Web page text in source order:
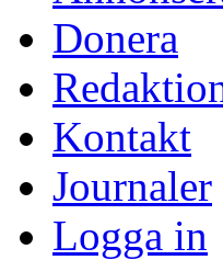
Donera
Kontakt
Journaler
Logga in